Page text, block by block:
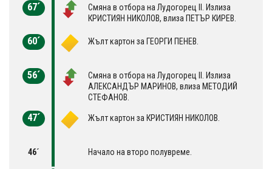
67´
Смяна в отбора на Лудогорец II. Излиза
КРИСТИЯН НИКОЛОВ, влиза ПЕТЪР КИРЕВ.
60´ Жълт картон за ГЕОРГИ ПЕНЕВ.
56´
Смяна в отбора на Лудогорец II. Излиза
АЛЕКСАНДЪР МАРИНОВ, влиза МЕТОДИЙ
СТЕФАНОВ.
47´ Жълт картон за КРИСТИЯН НИКОЛОВ.
46´ Начало на второ полувреме.